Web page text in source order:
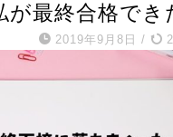
が最終合格でき
2019年9月8日 /